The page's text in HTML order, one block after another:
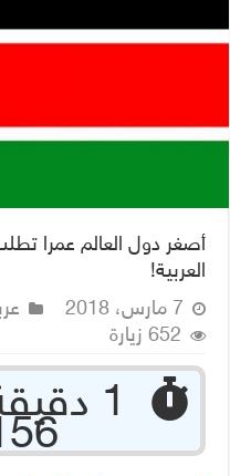
أصغر دول العالم عمرا
العربية!
7 مارس، 2018
652 زيارة
156 كلمة